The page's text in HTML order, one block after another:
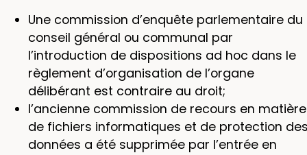
Une commission d’enquête parlementaire du
conseil général ou communal par
l’introduction de dispositions ad hoc dans le
règlement d’organisation de l’organe
délibérant est contraire au droit;
l’ancienne commission de recours en matière
de fichiers informatiques et de protection
données a été supprimée par l’entrée en